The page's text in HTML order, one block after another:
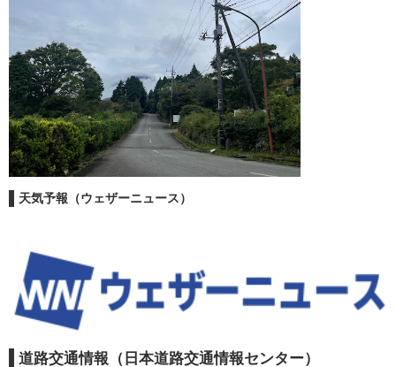
天気予報（ウェザーニュース）
道路交通情報（日本道路交通情報センター）